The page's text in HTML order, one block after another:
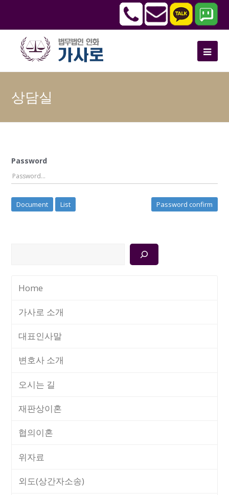
상담실
Password
Document List Password confirm
Home
가사로 소개
대표인사말
변호사 소개
오시는 길
재판상이혼
협의이혼
위자료
외도(상간자소송)